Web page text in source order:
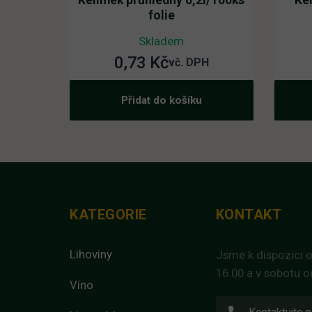
folie
Skladem
0,73 Kčvč. DPH
Přidat do košíku
KATEGORIE
Lihoviny
Víno
KONTAKT
Jsme k dispozici
16.00 a v sobotu